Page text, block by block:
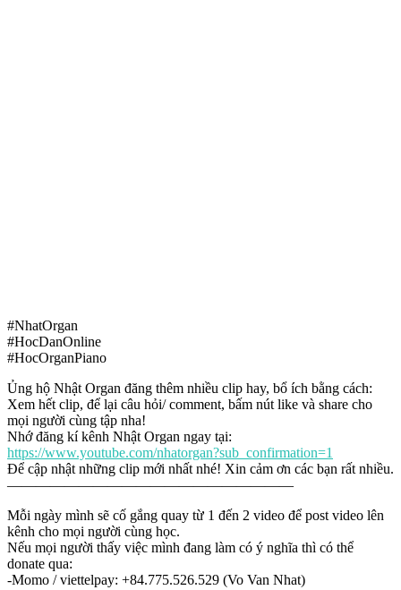
#NhatOrgan
#HocDanOnline
#HocOrganPiano
Ủng hộ Nhật Organ đăng thêm nhiều clip hay, bổ ích bằng cách:
Xem hết clip, để lại câu hỏi/ comment, bấm nút like và share cho
mọi người cùng tập nha!
Nhớ đăng kí kênh Nhật Organ ngay tại:
https://www.youtube.com/nhatorgan?sub_confirmation=1
Để cập nhật những clip mới nhất nhé! Xin cảm ơn các bạn rất nhiều.
————————————————————
Mỗi ngày mình sẽ cố gắng quay từ 1 đến 2 video để post video lên
kênh cho mọi người cùng học.
Nếu mọi người thấy việc mình đang làm có ý nghĩa thì có thể
donate qua:
-Momo / viettelpay: +84.775.526.529 (Vo Van Nhat)